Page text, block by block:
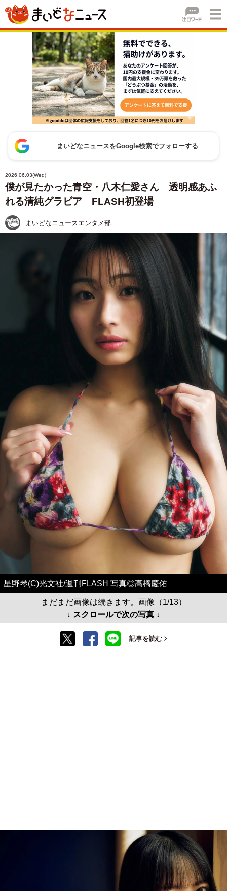
まいどなニュースをGoogle検索でフォローする
2026.06.03(Wed)
僕が見たかった青空・八木仁愛さん 透明感あふ
れる清純グラビア FLASH初登場
まいどなニュースエンタメ部
星野琴(C)光文社/週刊FLASH 写真◎髙橋慶佑
まだまだ画像は続きます。画像（1/13）
↓ スクロールで次の写真 ↓
記事を読む